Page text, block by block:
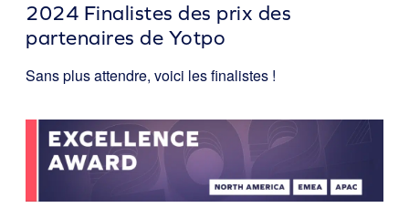
2024 Finalistes des prix des
partenaires de Yotpo
Sans plus attendre, voici les finalistes !